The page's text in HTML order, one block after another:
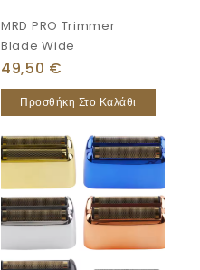
MRD PRO Trimmer
Blade Wide
49,50 €
Προσθήκη Στο Καλάθι